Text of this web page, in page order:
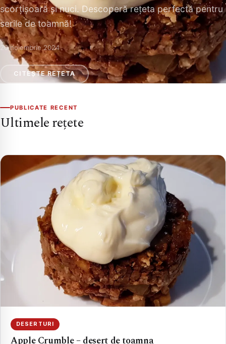
scorțișoară și nuci. Descoperă rețeta perfectă pentru
serile de toamnă!
20 noiembrie 2024
CITEȘTE REȚETA
PUBLICATE RECENT
Ultimele rețete
DESERTURI
Apple Crumble – desert de toamna